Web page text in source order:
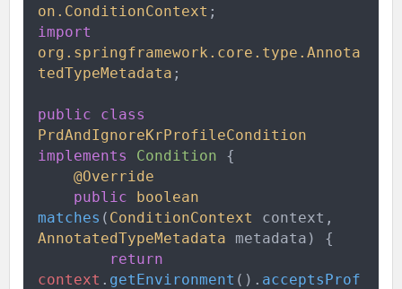
on . ConditionContext ;
import
org . springframework . core . type . Annota
tedTypeMetadata ;
public
class
PrdAndIgnoreKrProfileCondition
implements
Condition
{
@Override
public
boolean
matches ( ConditionContext context ,
AnnotatedTypeMetadata
metadata )
{
return
context . getEnvironment ( ) . acceptsProf